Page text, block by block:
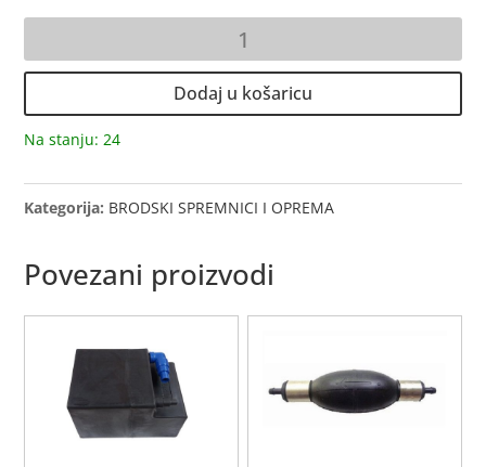
GORIVO
Dodaj u košaricu
Na stanju: 24
Kategorija: BRODSKI SPREMNICI I OPREMA
Povezani proizvodi